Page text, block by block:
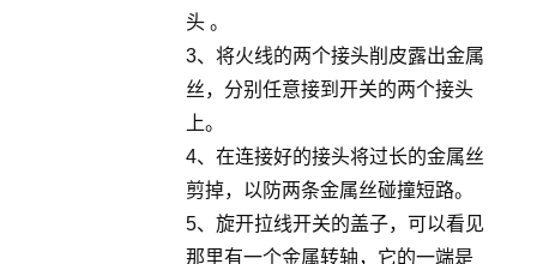
头 。
3、将火线的两个接头削皮露出金属
丝，分别任意接到开关的两个接头
上。
4、在连接好的接头将过长的金属丝
剪掉，以防两条金属丝碰撞短路。
5、旋开拉线开关的盖子，可以看见
那里有一个金属转轴，它的一端是